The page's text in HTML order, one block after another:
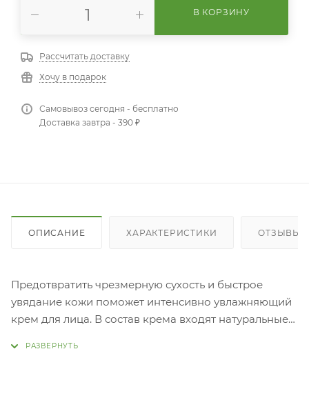
В КОРЗИНУ
Рассчитать доставку
Хочу в подарок
Самовывоз сегодня - бесплатно
Доставка завтра - 390 ₽
ОПИСАНИЕ ХАРАКТЕРИСТИКИ ОТЗЫВЫ
Предотвратить чрезмерную сухость и быстрое
увядание кожи поможет интенсивно увлажняющий
крем для лица. В состав крема входят натуральные